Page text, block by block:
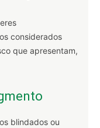
considerados
que apresentam,
blindados ou